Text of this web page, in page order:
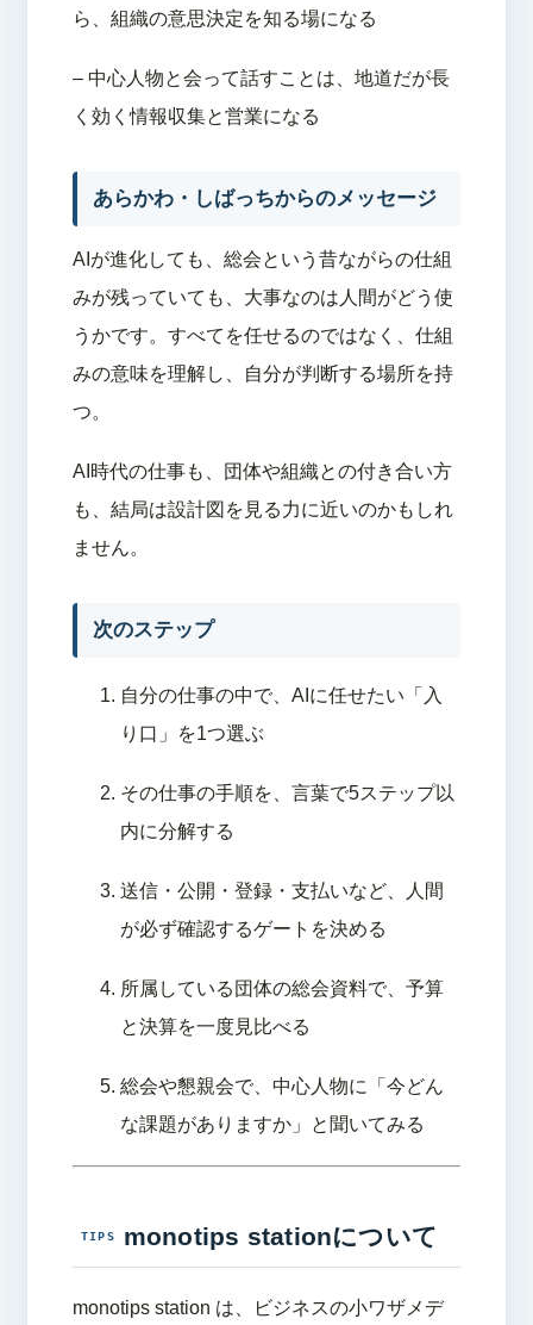
ら、組織の意思決定を知る場になる
– 中心人物と会って話すことは、地道だが長
く効く情報収集と営業になる
あらかわ・しばっちからのメッセージ
AIが進化しても、総会という昔ながらの仕組
みが残っていても、大事なのは人間がどう使
うかです。すべてを任せるのではなく、仕組
みの意味を理解し、自分が判断する場所を持
つ。
AI時代の仕事も、団体や組織との付き合い方
も、結局は設計図を見る力に近いのかもしれ
ません。
次のステップ
自分の仕事の中で、AIに任せたい「入
り口」を1つ選ぶ
その仕事の手順を、言葉で5ステップ以
内に分解する
送信・公開・登録・支払いなど、人間
が必ず確認するゲートを決める
所属している団体の総会資料で、予算
と決算を一度見比べる
総会や懇親会で、中心人物に「今どん
な課題がありますか」と聞いてみる
monotips stationについて
monotips station は、ビジネスの小ワザメデ